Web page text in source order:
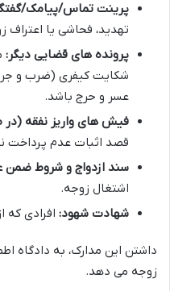
پرینت تماس/پیامک/
تهدید، فحاشی یا اعتراف
پرونده های قضایی دیگر:
شکایت کیفری (ضرب و
عسر و حرج باشد.
فیش های واریز نفقه
قصد اثبات عدم پرداخت
سند ازدواج و شروط ضمن
اشتغال زوجه.
شهادت شهود: افرادی که
داشتن این مدارک، به دادگاه
زوجه می دهد.